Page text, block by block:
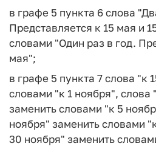
в графе 5 пункта 6 слова
Представляется к 15 мая и
словами "Один раз в год.
мая";
в графе 5 пункта 7 слова "к
словами "к 1 ноября", слова
заменить словами "к 5
ноября" заменить словами
30 ноября" заменить